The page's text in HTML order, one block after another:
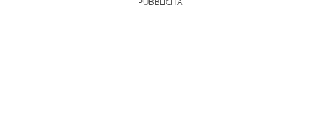
PUBBLICITÀ